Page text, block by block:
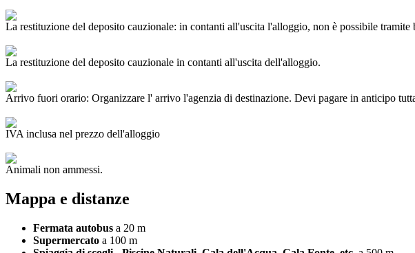
La restituzione del deposito cauzionale: in contanti all'uscita l'alloggio, non è possibile tramite
La restituzione del deposito cauzionale in contanti all'uscita dell'alloggio.
Arrivo fuori orario: Organizzare l' arrivo l'agenzia di destinazione. Devi pagare in anticipo
IVA inclusa nel prezzo dell'alloggio
Animali non ammessi.
Mappa e distanze
Fermata autobus a 20 m
Supermercato a 100 m